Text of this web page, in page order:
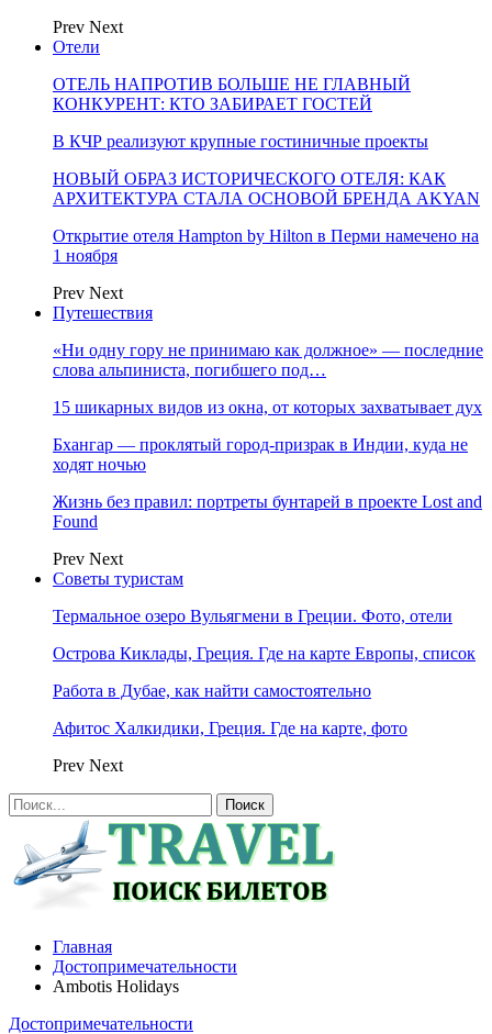
Prev Next
Отели
ОТЕЛЬ НАПРОТИВ БОЛЬШЕ НЕ ГЛАВНЫЙ
КОНКУРЕНТ: КТО ЗАБИРАЕТ ГОСТЕЙ
В КЧР реализуют крупные гостиничные проекты
НОВЫЙ ОБРАЗ ИСТОРИЧЕСКОГО ОТЕЛЯ: КАК
АРХИТЕКТУРА СТАЛА ОСНОВОЙ БРЕНДА AKYAN
Открытие отеля Hampton by Hilton в Перми намечено на
1 ноября
Prev Next
Путешествия
«Ни одну гору не принимаю как должное» — последние
слова альпиниста, погибшего под…
15 шикарных видов из окна, от которых захватывает дух
Бхангар — проклятый город-призрак в Индии, куда не
ходят ночью
Жизнь без правил: портреты бунтарей в проекте Lost and
Found
Prev Next
Советы туристам
Термальное озеро Вульягмени в Греции. Фото, отели
Острова Киклады, Греция. Где на карте Европы, список
Работа в Дубае, как найти самостоятельно
Афитос Халкидики, Греция. Где на карте, фото
Prev Next
Главная
Достопримечательности
Ambotis Holidays
Достопримечательности